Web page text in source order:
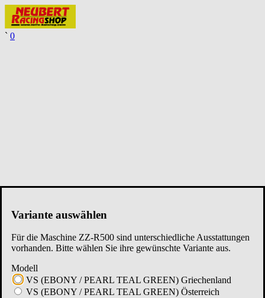
` 0
Variante auswählen
Für die Maschine ZZ-R500 sind unterschiedliche Ausstattungen
vorhanden. Bitte wählen Sie ihre gewünschte Variante aus.
Modell
VS (EBONY / PEARL TEAL GREEN) Griechenland
VS (EBONY / PEARL TEAL GREEN) Österreich